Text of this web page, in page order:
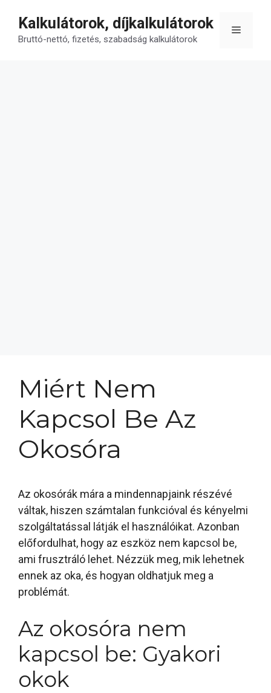
tartalomba
Kalkulátorok, díjkalkulátorok
Bruttó-nettó, fizetés, szabadság kalkulátorok
Menü
Miért Nem
Kapcsol Be Az
Okosóra
Az okosórák mára a mindennapjaink részévé
váltak, hiszen számtalan funkcióval és kényelmi
szolgáltatással látják el használóikat. Azonban
előfordulhat, hogy az eszköz nem kapcsol be,
ami frusztráló lehet. Nézzük meg, mik lehetnek
ennek az oka, és hogyan oldhatjuk meg a
problémát.
Az okosóra nem
kapcsol be: Gyakori
okok